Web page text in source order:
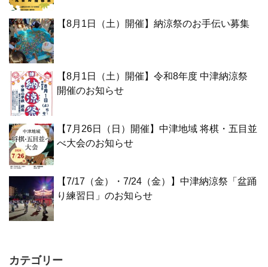
【8月1日（土）開催】納涼祭のお手伝い募集
【8月1日（土）開催】令和8年度 中津納涼祭
開催のお知らせ
【7月26日（日）開催】中津地域 将棋・五目並
べ大会のお知らせ
【7/17（金）・7/24（金）】中津納涼祭「盆踊
り練習日」のお知らせ
カテゴリー